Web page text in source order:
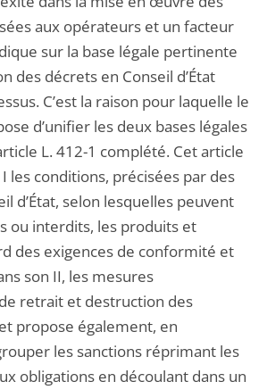
aux opérateurs et un facteur
sur la base légale pertinente
des décrets en Conseil d’État
C’est la raison pour laquelle le
d’unifier les deux bases légales
L. 412-1 complété. Cet article
les conditions, précisées par des
d’État, selon lesquelles peuvent
ou interdits, les produits et
des exigences de conformité et
son II, les mesures
retrait et destruction des
propose également, en
les sanctions réprimant les
obligations en découlant dans un